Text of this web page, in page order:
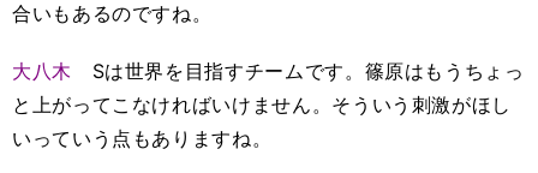
合いもあるのですね。
大八木 Sは世界を目指すチームです。篠原はもうちょっ
と上がってこなければいけません。そういう刺激がほし
いっていう点もありますね。